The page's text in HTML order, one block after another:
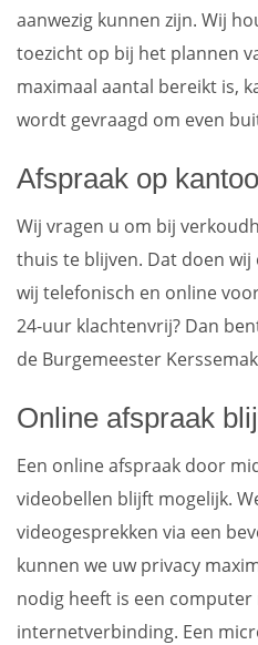
aanwezig kunnen zijn. Wij
toezicht op bij het plannen
maximaal aantal bereikt is,
wordt gevraagd om even
Afspraak op
Wij vragen u om bij
thuis te blijven. Dat doen
wij telefonisch en online
24-uur klachtenvrij? Dan
de Burgemeester
Online afspraak
Een online afspraak door
videobellen blijft mogelijk.
videogesprekken via een
kunnen we uw privacy
nodig heeft is een computer
internetverbinding. Een